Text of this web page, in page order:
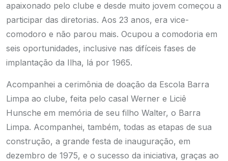
apaixonado pelo clube e desde muito jovem começou a
participar das diretorias. Aos 23 anos, era vice-
comodoro e não parou mais. Ocupou a comodoria em
seis oportunidades, inclusive nas difíceis fases de
implantação da Ilha, lá por 1965.
Acompanhei a cerimônia de doação da Escola Barra
Limpa ao clube, feita pelo casal Werner e Liciê
Hunsche em memória de seu filho Walter, o Barra
Limpa. Acompanhei, também, todas as etapas de sua
construção, a grande festa de inauguração, em
dezembro de 1975, e o sucesso da iniciativa, graças ao